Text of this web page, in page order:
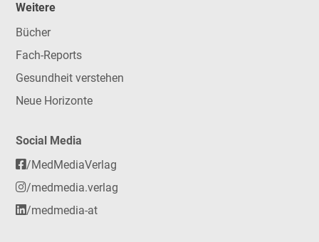
Weitere
Bücher
Fach-Reports
Gesundheit verstehen
Neue Horizonte
Social Media
/MedMediaVerlag
/medmedia.verlag
/medmedia-at